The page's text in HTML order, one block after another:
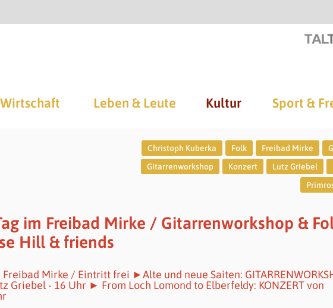
Wirtschaft Leben & Leute Kultur Sport &
Christoph Kuberka Folk Freibad Mirke
Gitarrenworkshop
Konzert Lutz Griebel
im Freibad Mirke / Gitarrenworkshop &
Hill & friends
Freibad Mirke / Eintritt frei ►Alte und neue Saiten:
Griebel - 16 Uhr ► From Loch Lomond to Elberfeldy: KONZERT von